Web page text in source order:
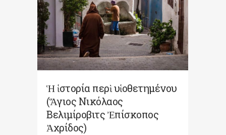
Ἡ ἱστορία περὶ υἱοθετημένου
(Ἅγιος Νικόλαος
Βελιμίροβιτς Ἐπίσκοπος
Ἀχρίδος)